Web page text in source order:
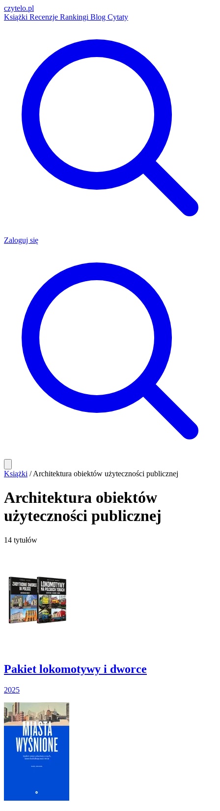
czytelo.pl
Książki Recenzje Rankingi Blog Cytaty
Zaloguj się
Książki / Architektura obiektów użyteczności publicznej
Architektura obiektów
użyteczności publicznej
14 tytułów
Pakiet lokomotywy i dworce
2025